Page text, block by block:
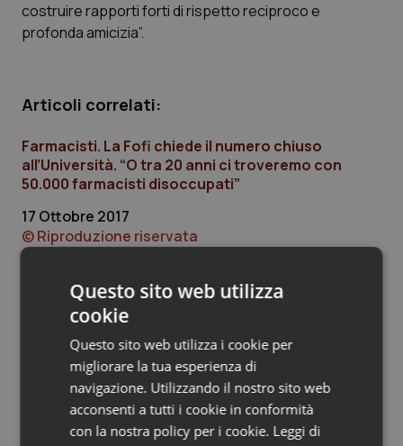
Molise
Provincia Autonoma di Trento
Puglia
Sicilia
Toscana
Umbria
Epatiti
Ipertensione & Scompenso
Malattie rare
Neuroscienze & patologie neurodegenerative
Obesità
Oftalmologia
costruire rapporti forti di rispetto reciproco e
profonda amicizia”.
Articoli correlati:
Farmacisti. La Fofi chiede il numero chiuso
all’Università. “O tra 20 anni ci troveremo con
50.000 farmacisti disoccupati”
17 Ottobre 2017
© Riproduzione riservata
Ultime analisi e review da QS Pro
Gold
Cloud sanitario: infrastrutture,
compliance, GDPR e Risk management
Questo sito web utilizza
cookie
Questo sito web utilizza i cookie per
migliorare la tua esperienza di
navigazione. Utilizzando il nostro sito web
acconsenti a tutti i cookie in conformità
con la nostra policy per i cookie. Leggi di